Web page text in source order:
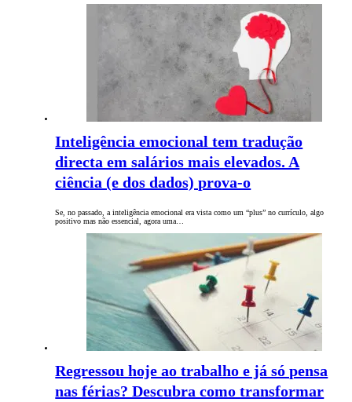
Inteligência emocional tem tradução
directa em salários mais elevados. A
ciência (e dos dados) prova-o
Se, no passado, a inteligência emocional era vista como um “plus” no currículo, algo
positivo mas não essencial, agora uma…
Regressou hoje ao trabalho e já só pensa
nas férias? Descubra como transformar